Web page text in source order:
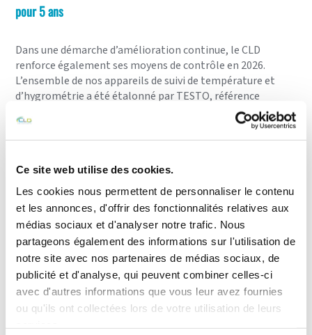
Ce site web utilise des cookies.
Les cookies nous permettent de personnaliser le contenu
et les annonces, d'offrir des fonctionnalités relatives aux
médias sociaux et d'analyser notre trafic. Nous
partageons également des informations sur l'utilisation de
notre site avec nos partenaires de médias sociaux, de
publicité et d'analyse, qui peuvent combiner celles-ci
avec d'autres informations que vous leur avez fournies
ou qu'ils ont collectées lors de votre utilisation de leurs
pour 5 ans
Dans une démarche d’amélioration continue, le CLD
renforce également ses moyens de contrôle en 2026.
L’ensemble de nos appareils de suivi de température et
d’hygrométrie a été étalonné par TESTO, référence
internationale dans le domaine des instruments de
mesure.
Cet étalonnage garantit :
Une surveillance continue de l’hygrométrie.
Une meilleure maîtrise des conditions de stockage.
Une sécurité renforcée pour les produits biologiques et les
marchandises sensibles.
Cette évolution permet d’assurer une fiabilité maximale
des relevés et de garantir des conditions de stockage
conformes aux attentes de nos clients.
Une démarche qualité qui va au-delà de la certification